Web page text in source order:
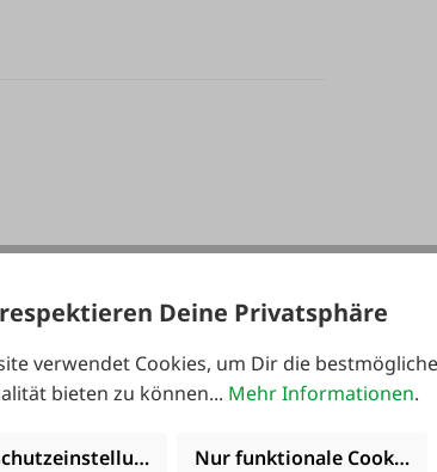
Deine Privatsphäre
verwendet Cookies, um Dir die bestmögliche
bieten zu können... Mehr Informationen.
Nur funktionale Cookies